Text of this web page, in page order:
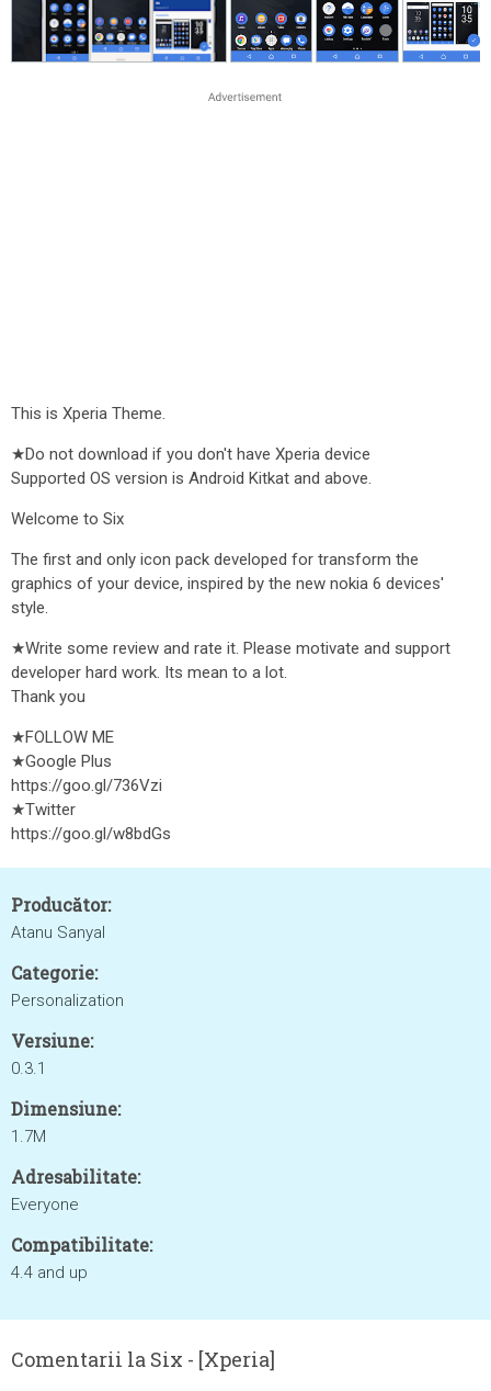
This is Xperia Theme.
★Do not download if you don't have Xperia device
Supported OS version is Android Kitkat and above.
Welcome to Six
The first and only icon pack developed for transform the
graphics of your device, inspired by the new nokia 6 devices'
style.
★Write some review and rate it. Please motivate and support
developer hard work. Its mean to a lot.
Thank you
★FOLLOW ME
★Google Plus
https://goo.gl/736Vzi
★Twitter
https://goo.gl/w8bdGs
Producător:
Atanu Sanyal
Categorie:
Personalization
Versiune:
0.3.1
Dimensiune:
1.7M
Adresabilitate:
Everyone
Compatibilitate:
4.4 and up
Comentarii la Six - [Xperia]